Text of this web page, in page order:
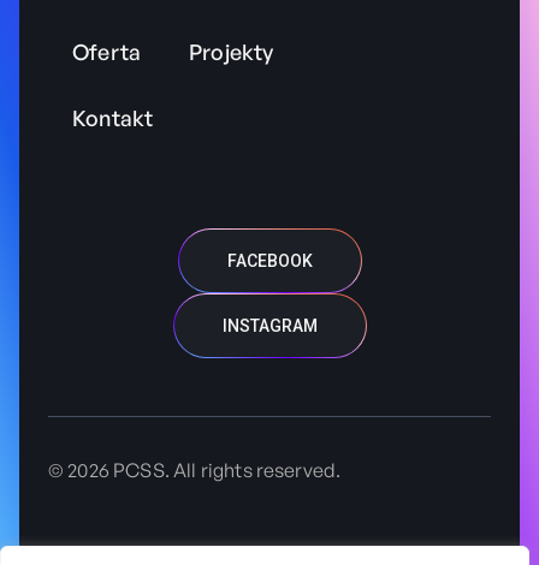
Oferta Projekty
Kontakt
FACEBOOK
INSTAGRAM
© 2026 PCSS. All rights reserved.